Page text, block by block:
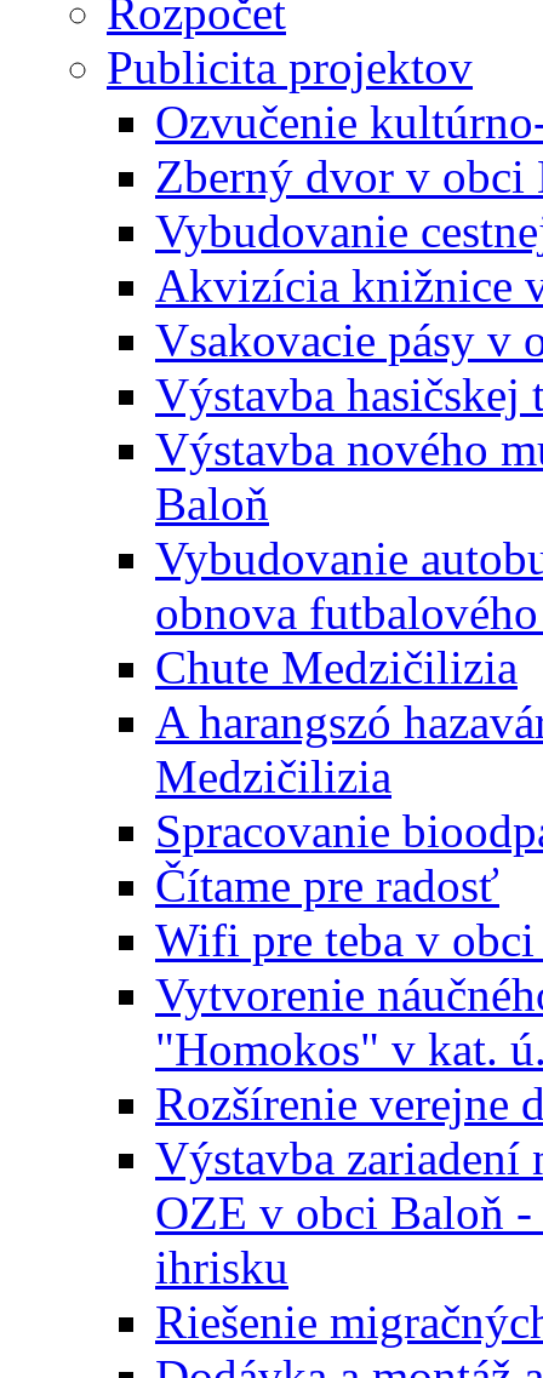
Rozpočet
Publicita projektov
Ozvučenie
Zberný dvor v obci
Vybudovanie
Akvizícia knižnice
Vsakovacie pásy v
Výstavba
Výstavba nového
Baloň
Vybudovanie
obnova
Chute Medzičilizia
A harangszó
Medzičilizia
Spracovanie
Čítame pre radosť
Wifi pre teba v
Vytvorenie
"Homokos" v kat.
Rozšírenie verejne
Výstavba
OZE v obci Baloň
ihrisku
Riešenie